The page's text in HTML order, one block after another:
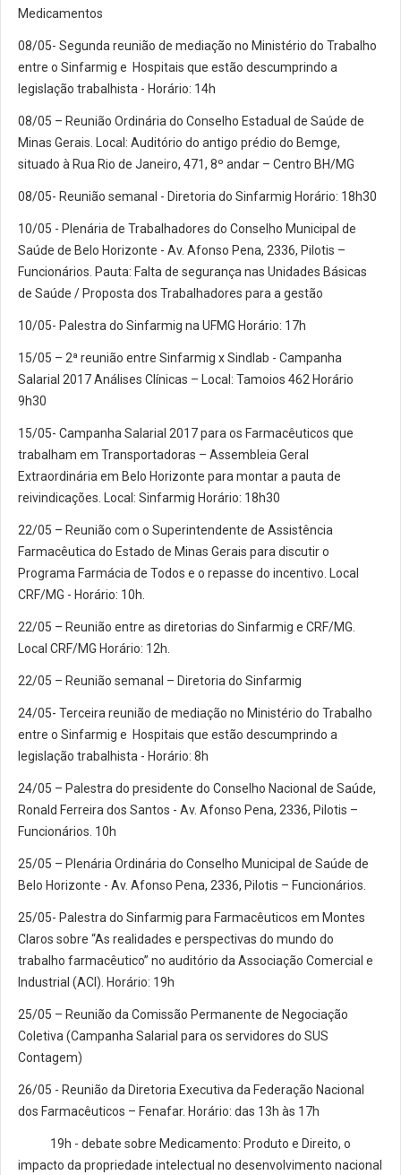
Medicamentos
08/05- Segunda reunião de mediação no Ministério do Trabalho
entre o Sinfarmig e Hospitais que estão descumprindo a
legislação trabalhista - Horário: 14h
08/05 – Reunião Ordinária do Conselho Estadual de Saúde de
Minas Gerais. Local: Auditório do antigo prédio do Bemge,
situado à Rua Rio de Janeiro, 471, 8º andar – Centro BH/MG
08/05- Reunião semanal - Diretoria do Sinfarmig Horário: 18h30
10/05 - Plenária de Trabalhadores do Conselho Municipal de
Saúde de Belo Horizonte - Av. Afonso Pena, 2336, Pilotis –
Funcionários. Pauta: Falta de segurança nas Unidades Básicas
de Saúde / Proposta dos Trabalhadores para a gestão
10/05- Palestra do Sinfarmig na UFMG Horário: 17h
15/05 – 2ª reunião entre Sinfarmig x Sindlab - Campanha
Salarial 2017 Análises Clínicas – Local: Tamoios 462 Horário
9h30
15/05- Campanha Salarial 2017 para os Farmacêuticos que
trabalham em Transportadoras – Assembleia Geral
Extraordinária em Belo Horizonte para montar a pauta de
reivindicações. Local: Sinfarmig Horário: 18h30
22/05 – Reunião com o Superintendente de Assistência
Farmacêutica do Estado de Minas Gerais para discutir o
Programa Farmácia de Todos e o repasse do incentivo. Local
CRF/MG - Horário: 10h.
22/05 – Reunião entre as diretorias do Sinfarmig e CRF/MG.
Local CRF/MG Horário: 12h.
22/05 – Reunião semanal – Diretoria do Sinfarmig
24/05- Terceira reunião de mediação no Ministério do Trabalho
entre o Sinfarmig e Hospitais que estão descumprindo a
legislação trabalhista - Horário: 8h
24/05 – Palestra do presidente do Conselho Nacional de Saúde,
Ronald Ferreira dos Santos - Av. Afonso Pena, 2336, Pilotis –
Funcionários. 10h
25/05 – Plenária Ordinária do Conselho Municipal de Saúde de
Belo Horizonte - Av. Afonso Pena, 2336, Pilotis – Funcionários.
25/05- Palestra do Sinfarmig para Farmacêuticos em Montes
Claros sobre “As realidades e perspectivas do mundo do
trabalho farmacêutico” no auditório da Associação Comercial e
Industrial (ACI). Horário: 19h
25/05 – Reunião da Comissão Permanente de Negociação
Coletiva (Campanha Salarial para os servidores do SUS
Contagem)
26/05 - Reunião da Diretoria Executiva da Federação Nacional
dos Farmacêuticos – Fenafar. Horário: das 13h às 17h
19h - debate sobre Medicamento: Produto e Direito, o
impacto da propriedade intelectual no desenvolvimento nacional